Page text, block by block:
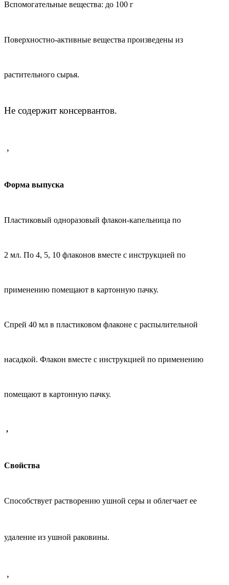
Вспомогательные вещества: до 100 г
Поверхностно-активные вещества произведены из
растительного сырья.
Не содержит консервантов.
,
Форма выпуска
Пластиковый одноразовый флакон-капельница по
2 мл. По 4, 5, 10 флаконов вместе с инструкцией по
применению помещают в картонную пачку.
Спрей 40 мл в пластиковом флаконе с распылительной
насадкой. Флакон вместе с инструкцией по применению
помещают в картонную пачку.
,
Свойства
Способствует растворению ушной серы и облегчает ее
удаление из ушной раковины.
,